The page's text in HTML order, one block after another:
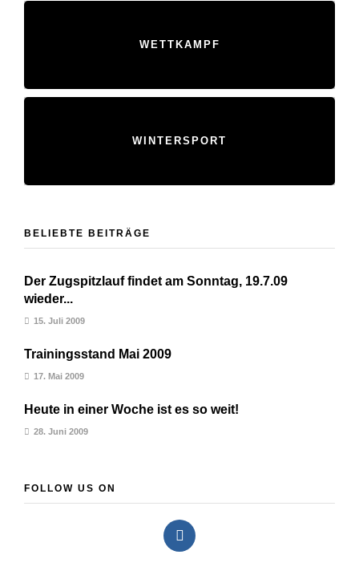
WETTKAMPF
WINTERSPORT
BELIEBTE BEITRÄGE
Der Zugspitzlauf findet am Sonntag, 19.7.09
wieder...
15. Juli 2009
Trainingsstand Mai 2009
17. Mai 2009
Heute in einer Woche ist es so weit!
28. Juni 2009
FOLLOW US ON